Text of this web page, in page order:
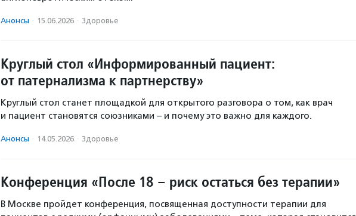
Анонсы · 15.06.2026 · Здоровье
Круглый стол «Информированный пациент:
от патернализма к партнерству»
Круглый стол станет площадкой для открытого разговора о том, как врач
и пациент становятся союзниками – и почему это важно для каждого.
Анонсы · 14.05.2026 · Здоровье
Конференция «После 18 – риск остаться без терапии»
В Москве пройдет конференция, посвященная доступности терапии для